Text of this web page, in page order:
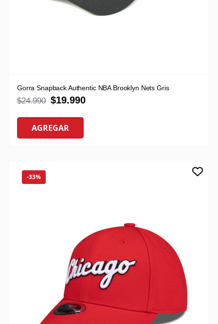
Gorra Snapback Authentic NBA Brooklyn Nets Gris
$24.990 $19.990
AGREGAR
-33%